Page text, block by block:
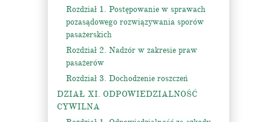
Rozdział 1. Postępowanie w sprawach
pozasądowego rozwiązywania sporów
pasażerskich
Rozdział 2. Nadzór w zakresie praw
pasażerów
Rozdział 3. Dochodzenie roszczeń
DZIAŁ XI. ODPOWIEDZIALNOŚĆ
CYWILNA